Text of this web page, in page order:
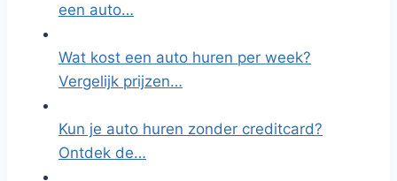
een auto…
Wat kost een auto huren per week?
Vergelijk prijzen…
Kun je auto huren zonder creditcard?
Ontdek de…